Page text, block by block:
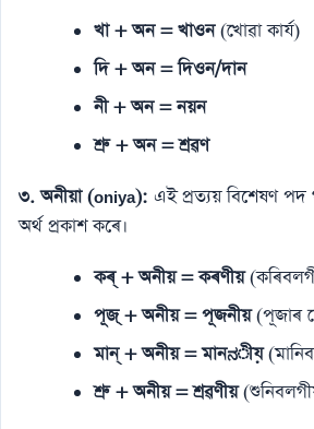
খা + অন = খাওন(খোৱা কাৰ্য)
দি + অন = দিওন/দান
নী + অন = নয়ন
শ্ৰু + অন = শ্ৰৱণ
৩. অনীয়া (oniya): এই প্ৰত্যয় বিশেষণ
অৰ্থ প্ৰকাশ কৰে।
কৰ্ + অনীয় = কৰণীয়
পূজ্ + অনীয় = পূজনীয়(পূজাৰ
মান্ + অনীয় = মানನীয়
শ্ৰু + অনীয় = শ্ৰৱণীয়